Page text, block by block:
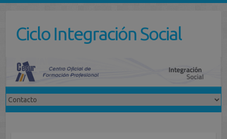
contenidoCiclo Integración Social